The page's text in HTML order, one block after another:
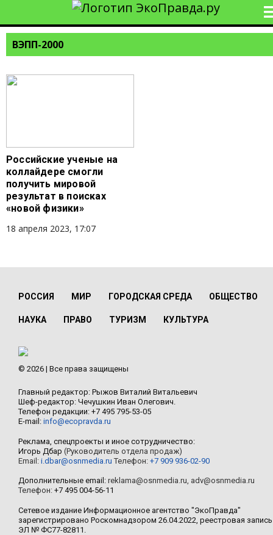
ВЭПП-2000
Российские ученые на
коллайдере смогли
получить мировой
результат в поисках
«новой физики»
18 апреля 2023, 17:07
РОССИЯ МИР ГОРОДСКАЯ СРЕДА ОБЩЕСТВО
НАУКА ПРАВО ТУРИЗМ КУЛЬТУРА
© 2026 | Все права защищены
Главный редактор: Рыжов Виталий Витальевич
Шеф-редактор: Чечушкин Иван Олегович.
Телефон редакции: +7 495 795-53-05
E-mail: info@ecopravda.ru
Реклама, спецпроекты и иное сотрудничество:
Игорь Дбар (Руководитель отдела продаж)
Email: i.dbar@osnmedia.ru Телефон: +7 909 936-02-90
Дополнительные email: reklama@osnmedia.ru, adv@osnmedia.ru
Телефон: +7 495 004-56-11
Сетевое издание Информационное агентство "ЭкоПравда"
зарегистрировано Роскомнадзором 26.04.2022, реестровая запись
ЭЛ № ФС77-82811.